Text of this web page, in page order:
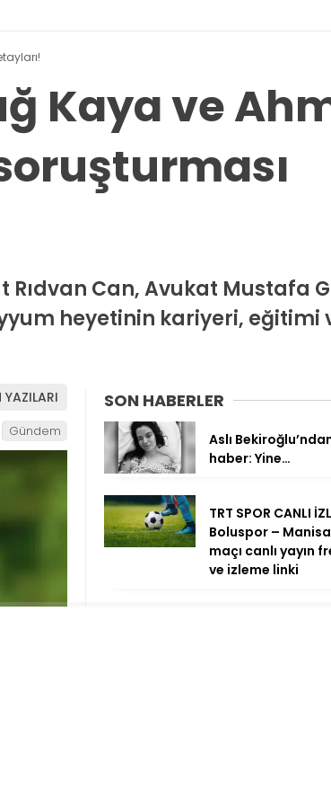
Kaya ve
Can, Avukat Mustafa
heyetinin kariyeri, eğitimi
YAZILARI
Gündem
SON HABERLER
Aslı
haber: Yine…
TRT SPOR CANLI
Boluspor – Manisa
maçı canlı yayın
ve izleme linki